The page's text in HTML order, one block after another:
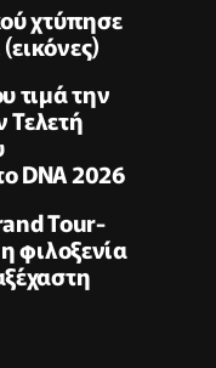
χτύπησε
τιμά την
Τελετή
DNA 2026
Tour-
φιλοξενία